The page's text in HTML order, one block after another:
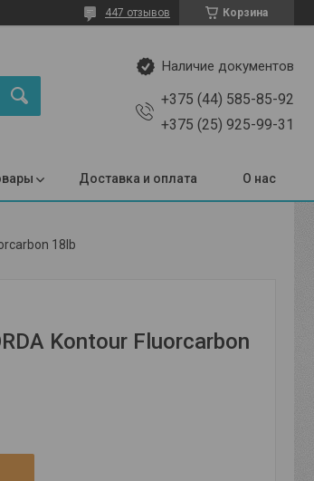
Корзина
447 отзывов
Наличие документов
+375 (44) 585-85-92
+375 (25) 925-99-31
Доставка и оплата О нас
18lb
Kontour Fluorcarbon